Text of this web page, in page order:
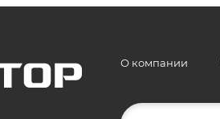
О компании